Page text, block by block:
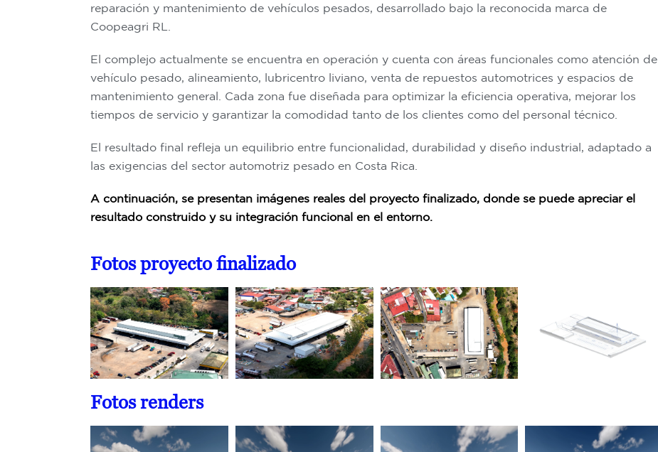
reparación y mantenimiento de vehículos pesados, desarrollado bajo la reconocida marca de
Coopeagri RL.
El complejo actualmente se encuentra en operación y cuenta con áreas funcionales como atención de
vehículo pesado, alineamiento, lubricentro liviano, venta de repuestos automotrices y espacios de
mantenimiento general. Cada zona fue diseñada para optimizar la eficiencia operativa, mejorar los
tiempos de servicio y garantizar la comodidad tanto de los clientes como del personal técnico.
El resultado final refleja un equilibrio entre funcionalidad, durabilidad y diseño industrial, adaptado a
las exigencias del sector automotriz pesado en Costa Rica.
A continuación, se presentan imágenes reales del proyecto finalizado, donde se puede apreciar el
resultado construido y su integración funcional en el entorno.
Fotos proyecto finalizado
Fotos renders